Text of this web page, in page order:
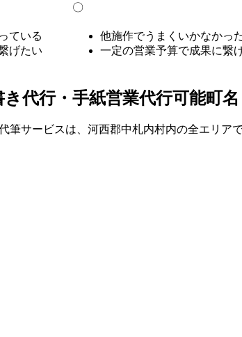
〇
ている
げたい
他施作でうまくいかなかっ
一定の営業予算で成果に繋
代行・手紙営業代行可能町名
筆サービスは、河西郡中札内村内の全エリア